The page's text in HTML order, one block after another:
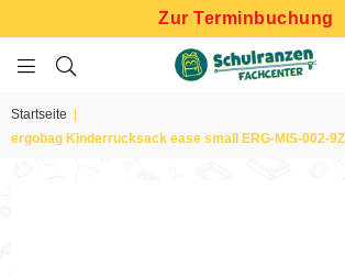
Zur Terminbuchung
Startseite
ergobag Kinderrucksack ease small ERG-MIS-002-